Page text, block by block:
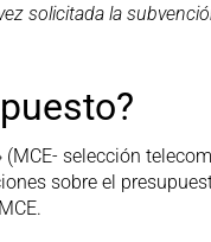
solicitada la
selección
sobre el